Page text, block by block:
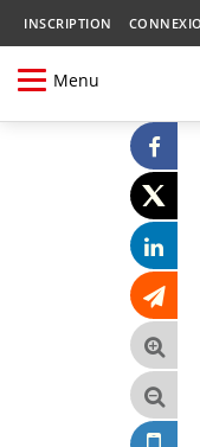
INSCRIPTION
Menu